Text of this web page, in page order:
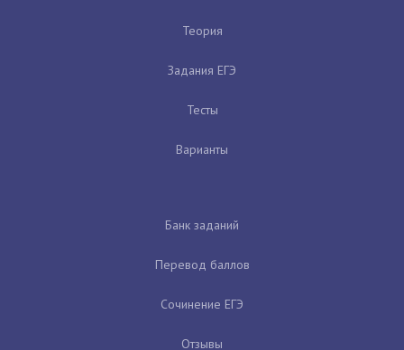
Теория
Задания ЕГЭ
Тесты
Варианты
Банк заданий
Перевод баллов
Сочинение ЕГЭ
Отзывы